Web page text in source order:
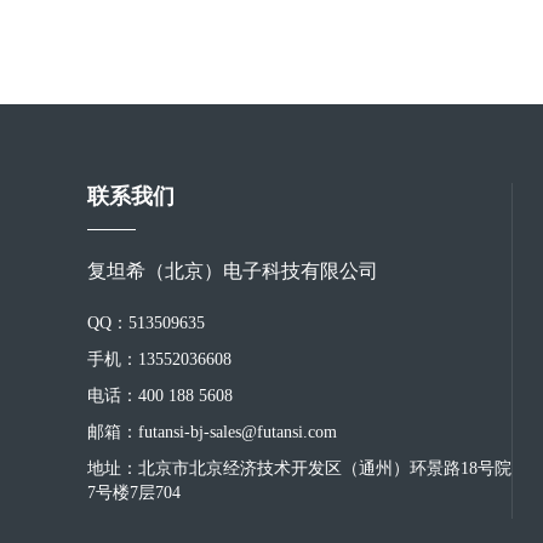
联系我们
复坦希（北京）电子科技有限公司
QQ：513509635
手机：13552036608
电话：400 188 5608
邮箱：futansi-bj-sales@futansi.com
地址：北京市北京经济技术开发区（通州）环景路18号院
7号楼7层704